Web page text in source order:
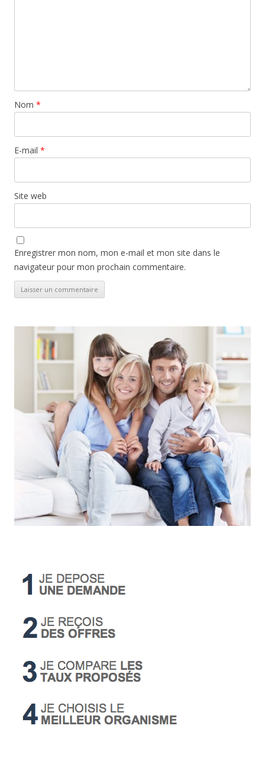
Nom *
E-mail *
Site web
Enregistrer mon nom, mon e-mail et mon site dans le
navigateur pour mon prochain commentaire.